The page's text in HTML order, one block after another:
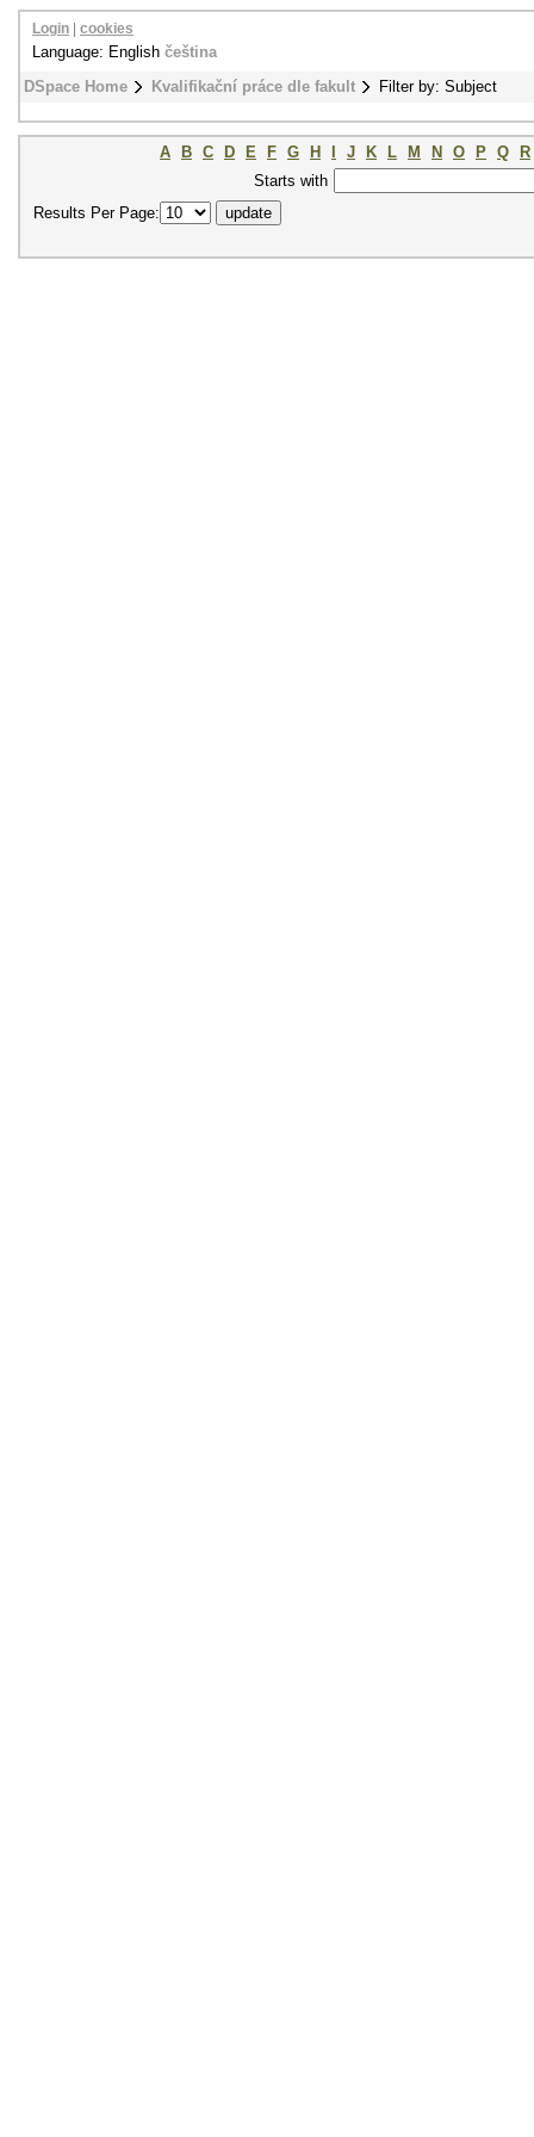
DSpace Home Kvalifikační práce dle fakult Filter by: Subject
Login cookies
Language: English čeština
A B C D E F G H J K L M N O P Q
R
Starts with
Results Per Page: